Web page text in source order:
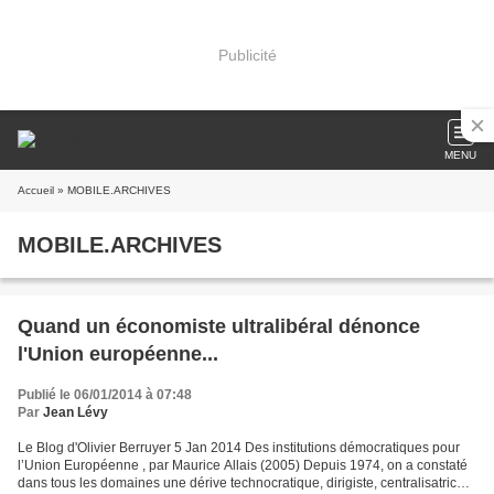
Publicité
MENU
Accueil » MOBILE.ARCHIVES
MOBILE.ARCHIVES
Quand un économiste ultralibéral dénonce
l'Union européenne...
Publié le 06/01/2014 à 07:48
Par Jean Lévy
Le Blog d'Olivier Berruyer 5 Jan 2014 Des institutions démocratiques pour
l’Union Européenne , par Maurice Allais (2005) Depuis 1974, on a constaté
dans tous les domaines une dérive technocratique, dirigiste, centralisatrice,